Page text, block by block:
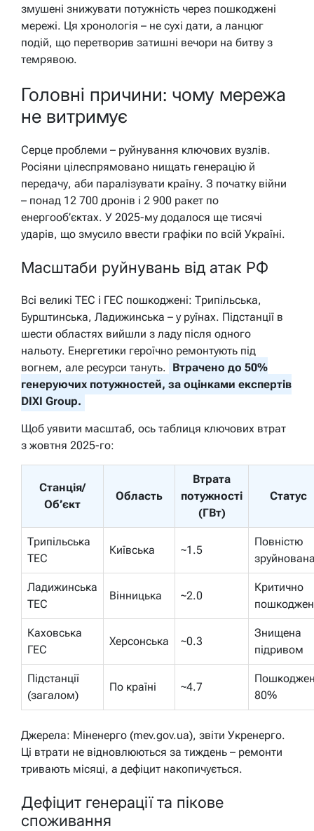
змушені знижувати потужність через пошкоджені
мережі. Ця хронологія – не сухі дати, а ланцюг
подій, що перетворив затишні вечори на битву з
темрявою.
Головні причини: чому мережа
не витримує
Серце проблеми – руйнування ключових вузлів.
Росіяни цілеспрямовано нищать генерацію й
передачу, аби паралізувати країну. З початку війни
– понад 12 700 дронів і 2 900 ракет по
енергооб’єктах. У 2025-му додалося ще тисячі
ударів, що змусило ввести графіки по всій Україні.
Масштаби руйнувань від атак РФ
Всі великі ТЕС і ГЕС пошкоджені: Трипільська,
Бурштинська, Ладижинська – у руїнах. Підстанції в
шести областях вийшли з ладу після одного
нальоту. Енергетики героїчно ремонтують під
вогнем, але ресурси тануть. Втрачено до 50%
генеруючих потужностей, за оцінками експертів
DIXI Group.
Щоб уявити масштаб, ось таблиця ключових втрат
з жовтня 2025-го:
Станція/
Об’єкт
Область
Втрата
потужності
(ГВт)
Статус
Трипільська
ТЕС
Київська ~1.5
Повністю
Ладижинська
ТЕС
Вінницька ~2.0
Критично
Каховська
ГЕС
Херсонська ~0.3
Знищена
підривом
Підстанції
(загалом)
По країні ~4.7
80%
Джерела: Міненерго (mev.gov.ua), звіти Укренерго.
Ці втрати не відновлюються за тиждень – ремонти
тривають місяці, а дефіцит накопичується.
Дефіцит генерації та пікове
споживання